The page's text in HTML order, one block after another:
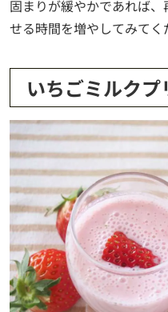
固まりが緩やかであれば
せる時間を増やしてみてく
いちごミルクプ